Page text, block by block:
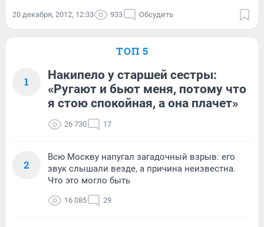
20 декабря, 2012, 12:33 933 Обсудить
ТОП 5
1
Накипело у старшей сестры:
«Ругают и бьют меня, потому что
я стою спокойная, а она плачет»
26 730 17
2
Всю Москву напугал загадочный взрыв: его
звук слышали везде, а причина неизвестна.
Что это могло быть
16 085 29